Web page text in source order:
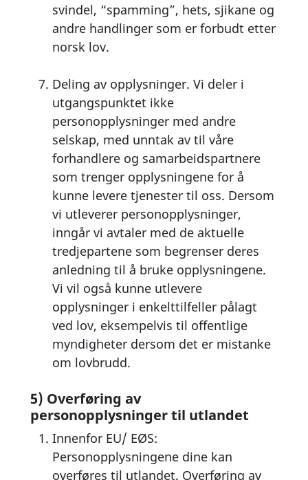
svindel, “spamming”, hets, sjikane og
andre handlinger som er forbudt etter
norsk lov.
Deling av opplysninger. Vi deler i
utgangspunktet ikke
personopplysninger med andre
selskap, med unntak av til våre
forhandlere og samarbeidspartnere
som trenger opplysningene for å
kunne levere tjenester til oss. Dersom
vi utleverer personopplysninger,
inngår vi avtaler med de aktuelle
tredjepartene som begrenser deres
anledning til å bruke opplysningene.
Vi vil også kunne utlevere
opplysninger i enkelttilfeller pålagt
ved lov, eksempelvis til offentlige
myndigheter dersom det er mistanke
om lovbrudd.
5) Overføring av
personopplysninger til utlandet
Innenfor EU/ EØS:
Personopplysningene dine kan
overføres til utlandet. Overføring av